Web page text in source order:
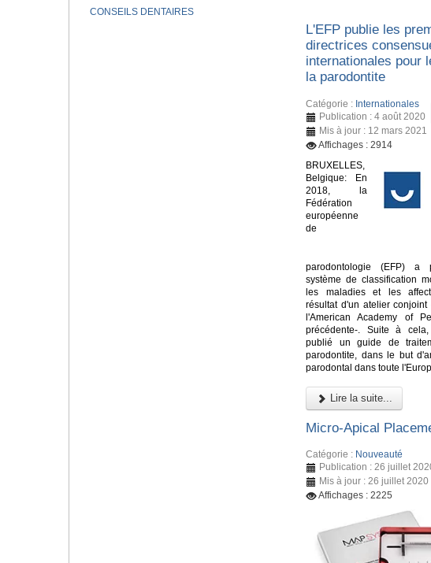
L'EFP publie les
directrices
internationales pour
la parodontite
Catégorie : Internationales
Publication : 4 août 2020
Mis à jour : 12 mars 2021
Affichages : 2914
BRUXELLES,
Belgique: En
2018, la
Fédération
européenne
de
parodontologie (EFP) a
système de classification
les maladies et les
résultat d'un atelier
l'American Academy of
précédente-. Suite à
publié un guide de
parodontite, dans le but
parodontal dans toute
Lire la suite...
Micro-Apical
Catégorie : Nouveauté
Publication : 26 juillet
Mis à jour : 26 juillet 2020
Affichages : 2225
CONSEILS DENTAIRES